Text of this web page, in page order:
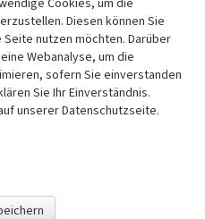
NRW und der seit
Datenschutzgrundverordnung
beachten Sie bitte unsere
das Rechenergebnis aus der
Cookies, um die
Diesen können Sie
nutzen möchten. Darüber
Webanalyse, um die
sofern Sie einverstanden
Sie Ihr Einverständnis.
unserer Datenschutzseite.